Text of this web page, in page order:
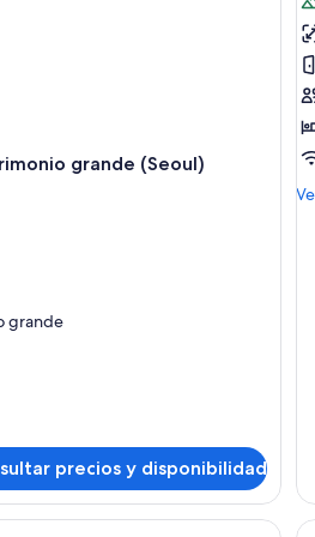
grande (Seoul)
grande
precios y disponibilidad
espejo, ventana con vista a la
Habitación de hotel con escritorio